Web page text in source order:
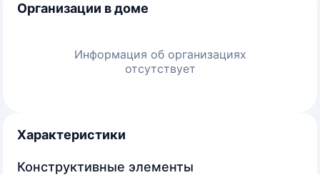
Организации в доме
Информация об организациях
отсутствует
Характеристики
Конструктивные элементы